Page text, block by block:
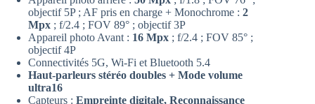
objectif 5P ; AF pris en charge + Monochrome : 2
Mpx ; f/2.4 ; FOV 89° ; objectif 3P
Appareil photo Avant : 16 Mpx ; f/2.4 ; FOV 85° ;
objectif 4P
Connectivités 5G, Wi-Fi et Bluetooth 5.4
Haut-parleurs stéréo doubles + Mode volume
ultra16
Capteurs : Empreinte digitale, Reconnaissance